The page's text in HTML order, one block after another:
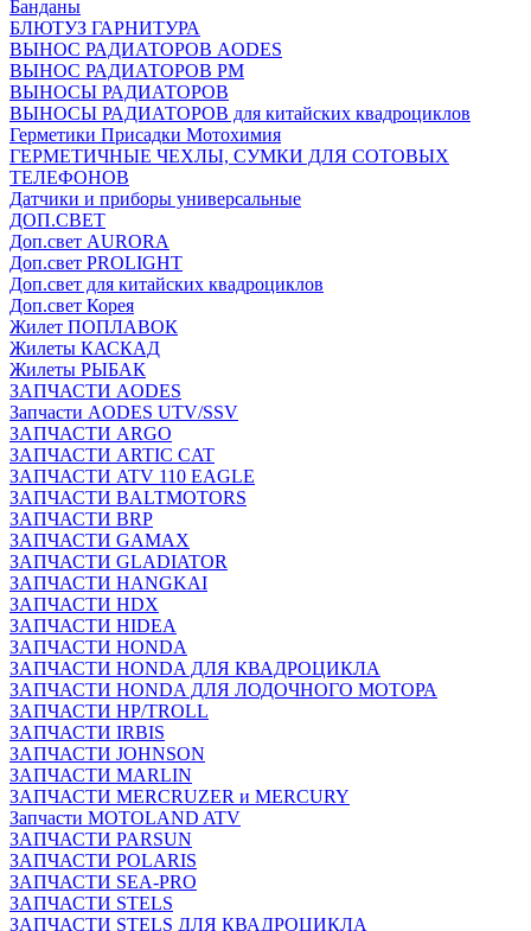
Банданы
БЛЮТУЗ ГАРНИТУРА
ВЫНОС РАДИАТОРОВ AODES
ВЫНОС РАДИАТОРОВ РМ
ВЫНОСЫ РАДИАТОРОВ
ВЫНОСЫ РАДИАТОРОВ для китайских квадроциклов
Герметики Присадки Мотохимия
ГЕРМЕТИЧНЫЕ ЧЕХЛЫ, СУМКИ ДЛЯ СОТОВЫХ
ТЕЛЕФОНОВ
Датчики и приборы универсальные
ДОП.СВЕТ
Доп.свет AURORA
Доп.свет PROLIGHT
Доп.свет для китайских квадроциклов
Доп.свет Корея
Жилет ПОПЛАВОК
Жилеты КАСКАД
Жилеты РЫБАК
ЗАПЧАСТИ AODES
Запчасти AODES UTV/SSV
ЗАПЧАСТИ ARGO
ЗАПЧАСТИ ARTIC CAT
ЗАПЧАСТИ ATV 110 EAGLE
ЗАПЧАСТИ BALTMOTORS
ЗАПЧАСТИ BRP
ЗАПЧАСТИ GAMAX
ЗАПЧАСТИ GLADIATOR
ЗАПЧАСТИ HANGKAI
ЗАПЧАСТИ HDX
ЗАПЧАСТИ HIDEA
ЗАПЧАСТИ HONDA
ЗАПЧАСТИ HONDA ДЛЯ КВАДРОЦИКЛА
ЗАПЧАСТИ HONDA ДЛЯ ЛОДОЧНОГО МОТОРА
ЗАПЧАСТИ HP/TROLL
ЗАПЧАСТИ IRBIS
ЗАПЧАСТИ JOHNSON
ЗАПЧАСТИ MARLIN
ЗАПЧАСТИ MERCRUZER и MERCURY
Запчасти MOTOLAND ATV
ЗАПЧАСТИ PARSUN
ЗАПЧАСТИ POLARIS
ЗАПЧАСТИ SEA-PRO
ЗАПЧАСТИ STELS
ЗАПЧАСТИ STELS ДЛЯ КВАДРОЦИКЛА